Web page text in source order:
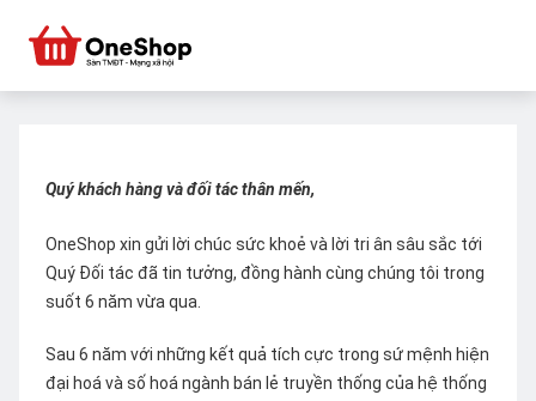
Quý khách hàng và đối tác thân mến,
OneShop xin gửi lời chúc sức khoẻ và lời tri ân sâu sắc tới
Quý Đối tác đã tin tưởng, đồng hành cùng chúng tôi trong
suốt 6 năm vừa qua.
Sau 6 năm với những kết quả tích cực trong sứ mệnh hiện
đại hoá và số hoá ngành bán lẻ truyền thống của hệ thống